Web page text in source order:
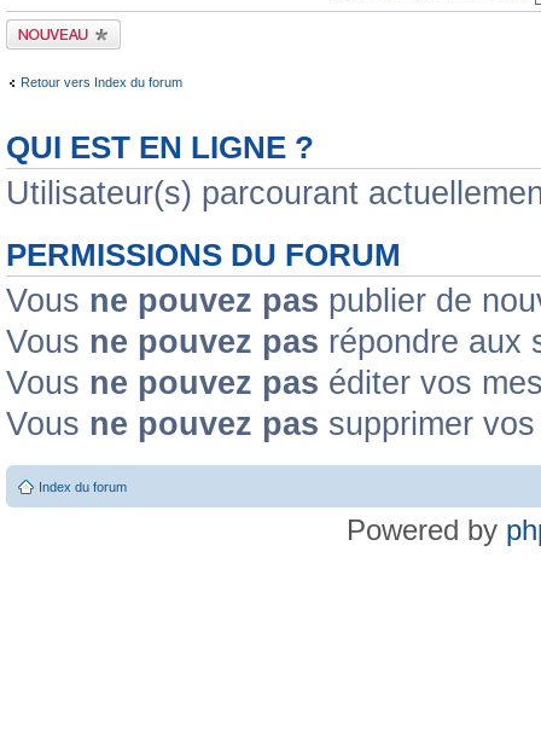
Publier un nouveau
sujet
Retour vers Index du forum
QUI EST EN LIGNE ?
Utilisateur(s) parcourant
PERMISSIONS DU FORUM
Vous ne pouvez pas publier de
Vous ne pouvez pas répondre aux
Vous ne pouvez pas éditer vos
Vous ne pouvez pas supprimer
Index du forum
Powered by